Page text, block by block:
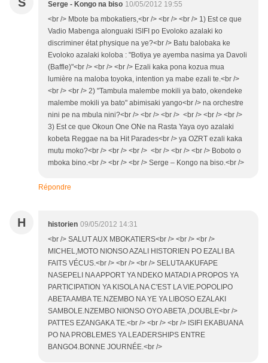
Serge - Kongo na biso 10/05/2012 19:55
<br /> Mbote ba mbokatiers,<br /> <br /> <br /> 1) Est ce que
Vadio Mabenga alonguaki ISIFI po Evoloko azalaki ko
discriminer état physique na ye?<br /> Batu balobaka ke
Evoloko azalaki koloba : "Botiya ye ayemba nasima ya Davoli
(Baffle)"<br /> <br /> <br /> Ezali kaka pona kozua mua
lumière na maloba toyoka, intention ya mabe ezali te.<br />
<br /> <br /> 2) "Tambula malembe mokili ya bato, okendeke
malembe mokili ya bato" abimisaki yango<br /> na orchestre
nini pe na mbula nini?<br /> <br /> <br /> <br /> <br /> <br />
3) Est ce que Okoun One ONe na Rasta Yaya oyo azalaki
kobeta Reggae na ba Hit Parades<br /> ya OZRT ezali kaka
mutu moko?<br /> <br /> <br /> <br /> <br /> <br /> Boboto o
mboka bino.<br /> <br /> <br /> Serge – Kongo na biso.<br />
Répondre
H historien 09/05/2012 14:31
<br /> SALUT AUX MBOKATIERS<br /> <br /> <br />
MICHEL,MOTO NIONSO AZALI HISTORIEN PO EZALI BA
FAITS VÉCUS.<br /> <br /> <br /> SELUTA AKUFAPE
NASEPELI NA APPORT YA NDEKO MATADI A PROPOS YA
PARTICIPATION YA KISOLA NA C'EST LA VIE.POPOLIPO
ABETA AMBA TE.NZEMBO NA YE YA LIBOSO EZALAKI
SAMBOLE.NZEMBO NIONSO OYO ABETA ,DOUBLE<br />
PATTES EZANGAKA TE.<br /> <br /> <br /> ISIFI EKABUANA
PO NA PROBLEMES YA LEADERSHIPS ENTRE
BANGO4.BONNE JOURNÉE.<br />